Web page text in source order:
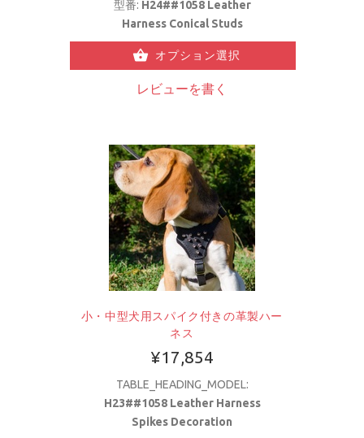
型番: H24##1058 Leather
Harness Conical Studs
オプション選択
レビューを書く
小・中型犬用スパイク付きの革製ハー
ネス
¥17,854
TABLE_HEADING_MODEL:
H23##1058 Leather Harness
Spikes Decoration